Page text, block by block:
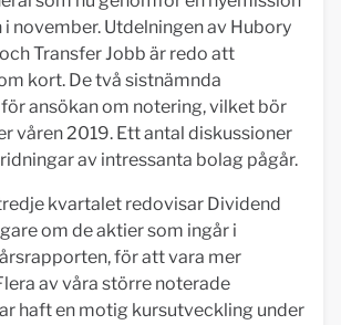
november. Utdelningen av Hubory
Transfer Jobb är redo att
kort. De två sistnämnda
ansökan om notering, vilket bör
våren 2019. Ett antal diskussioner
av intressanta bolag pågår.
kvartalet redovisar Dividend
om de aktier som ingår i
för att vara mer
av våra större noterade
haft en motig kursutveckling under